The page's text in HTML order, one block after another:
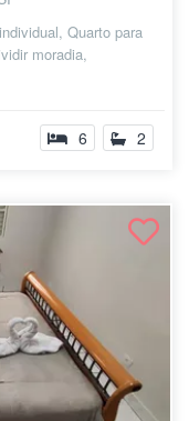
Quarto para
moradia,
6 2